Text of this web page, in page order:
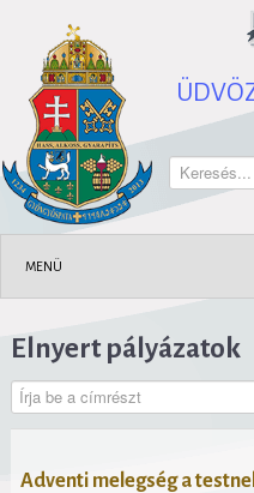
Keresés...
MENÜ
Elnyert pályázatok
Írja be a címrészt
Adventi melegség a